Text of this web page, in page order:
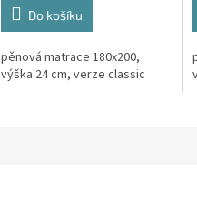
Do košíku
pěnová matrace 180x200,
výška 24 cm, verze classic